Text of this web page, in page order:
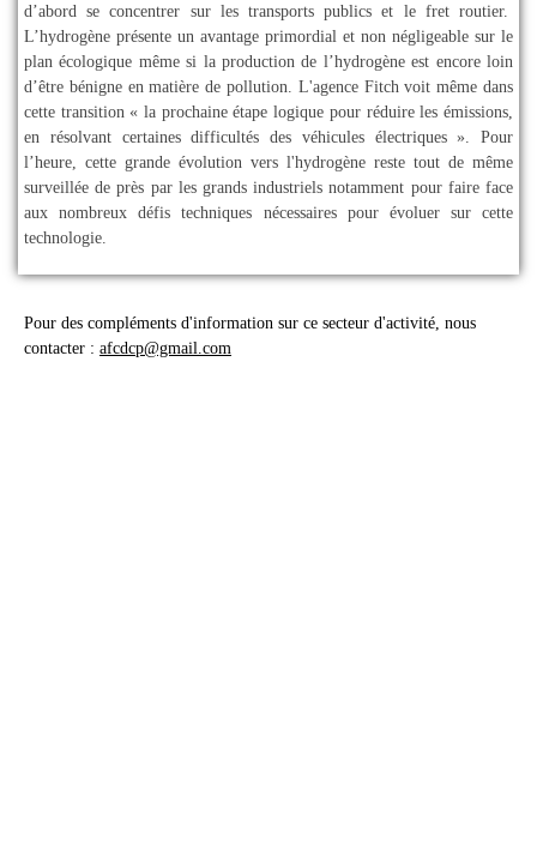
d’abord se concentrer sur les transports publics et le fret routier.
L’hydrogène présente un avantage primordial et non négligeable sur le
plan écologique même si la production de l’hydrogène est encore loin
d’être bénigne en matière de pollution. L'agence Fitch voit même dans
cette transition « la prochaine étape logique pour réduire les émissions,
en résolvant certaines difficultés des véhicules électriques ». Pour
l’heure, cette grande évolution vers l'hydrogène reste tout de même
surveillée de près par les grands industriels notamment pour faire face
aux nombreux défis techniques nécessaires pour évoluer sur cette
technologie.
Pour des compléments d'information sur ce secteur d'activité, nous
contacter : afcdcp@gmail.com